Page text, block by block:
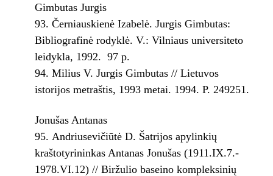
Gimbutas Jurgis
Černiauskienė Izabelė. Jurgis Gimbutas:
Bibliografinė rodyklė. V.: Vilniaus universiteto
leidykla, 1992. ­ 97 p.
Milius V. Jurgis Gimbutas // Lietuvos
istorijos metraštis, 1993 metai. 1994. P. 249­251.
Jonušas Antanas
Andriusevičiūtė D. Šatrijos apylinkių
kraštotyrininkas Antanas Jonušas (1911.IX.7.­
1978.VI.12) // Biržulio baseino kompleksinių